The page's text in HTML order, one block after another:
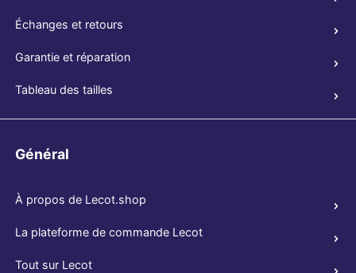
Échanges et retours
Garantie et réparation
Tableau des tailles
Général
À propos de Lecot.shop
La plateforme de commande Lecot
Tout sur Lecot